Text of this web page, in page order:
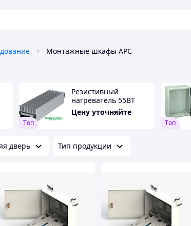
Монтажные шкафы APC
Tоп
Резистивный
нагреватель 55ВТ
110-250В
Цену уточняйте
Tоп
дверь Тип продукции